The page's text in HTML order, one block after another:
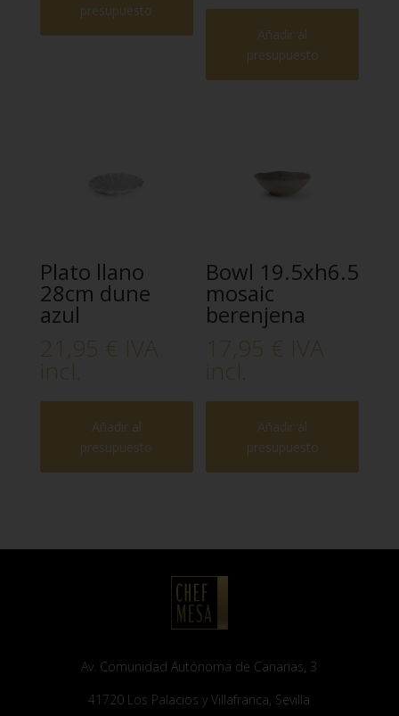
presupuesto
Añadir al
presupuesto
Plato llano
28cm dune
azul
21,95 € IVA
incl.
Añadir al
presupuesto
Bowl 19.5xh6.5
mosaic
berenjena
17,95 € IVA
incl.
Añadir al
presupuesto
Av. Comunidad Autónoma de Canarias, 3
41720 Los Palacios y Villafranca, Sevilla